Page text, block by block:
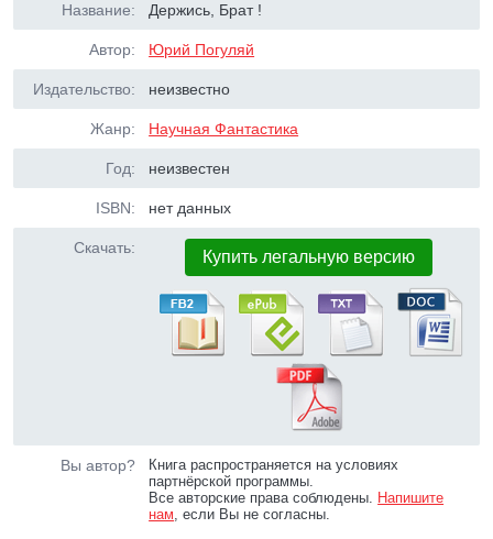
Название: Держись, Брат !
Автор: Юрий Погуляй
Издательство: неизвестно
Жанр: Научная Фантастика
Год: неизвестен
ISBN: нет данных
Скачать: Купить легальную версию
Вы автор?
Книга распространяется на условиях
партнёрской программы.
Все авторские права соблюдены. Напишите
нам, если Вы не согласны.